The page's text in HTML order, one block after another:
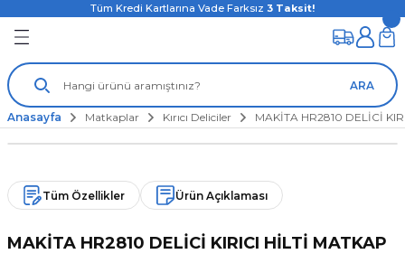
Tüm Kredi Kartlarına Vade Farksız 3 Taksit!
ARA
Anasayfa Matkaplar Kırıcı Deliciler MAKİTA HR2810 DELİCİ
Tüm Özellikler Ürün Açıklaması
MAKİTA HR2810 DELİCİ KIRICI HİLTİ MATKAP